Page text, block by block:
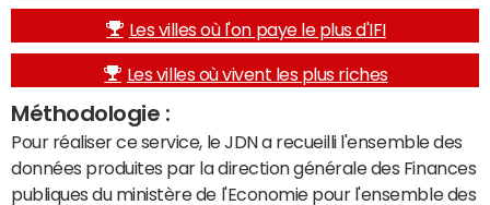
Les villes où l'on paye le plus d'IFI
Les villes où vivent les plus riches
Méthodologie :
Pour réaliser ce service, le JDN a recueilli l'ensemble des
données produites par la direction générale des Finances
publiques du ministère de l'Economie pour l'ensemble des